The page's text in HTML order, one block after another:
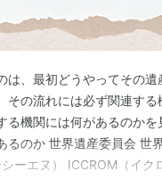
は、最初どうやってその
その流れには必ず関連す
る機関には何があるのか
るのか 世界遺産委員会 世
ーエヌ） ICCROM（イ